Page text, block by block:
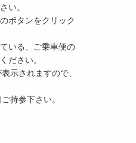
い。
タンをクリック
る、ご乗車便の
さい。
されますので、
参下さい。